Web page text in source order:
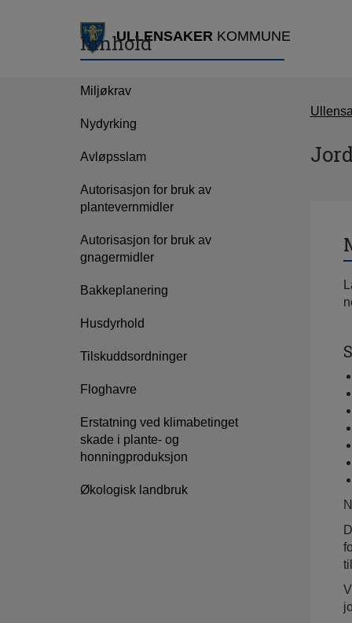
ULLENSAKERKOMMUNE
Innhold
Miljøkrav
Nydyrking
Avløpsslam
Autorisasjon for bruk av
plantevernmidler
Autorisasjon for bruk av
gnagermidler
Bakkeplanering
Husdyrhold
Tilskuddsordninger
Floghavre
Erstatning ved klimabetinget
skade i plante- og
honningproduksjon
Økologisk landbruk